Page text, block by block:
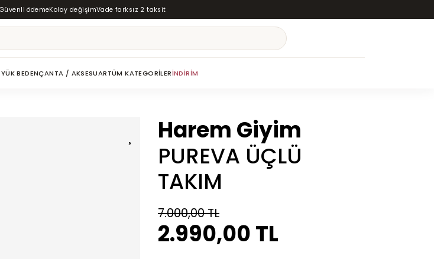
Güvenli ödemeKolay değişimVade farksız 2 taksit
BEDENÇANTA / AKSESUARTÜM KATEGORILERİNDIRIM
Harem Giyim
PUREVA ÜÇLÜ
TAKIM
7.000,00 TL
2.990,00 TL